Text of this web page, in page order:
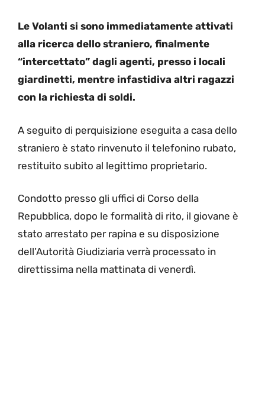
Le Volanti si sono immediatamente attivati
alla ricerca dello straniero, finalmente
“intercettato” dagli agenti, presso i locali
giardinetti, mentre infastidiva altri ragazzi
con la richiesta di soldi.
A seguito di perquisizione eseguita a casa dello
straniero è stato rinvenuto il telefonino rubato,
restituito subito al legittimo proprietario.
Condotto presso gli uffici di Corso della
Repubblica, dopo le formalità di rito, il giovane è
stato arrestato per rapina e su disposizione
dell’Autorità Giudiziaria verrà processato in
direttissima nella mattinata di venerdì.